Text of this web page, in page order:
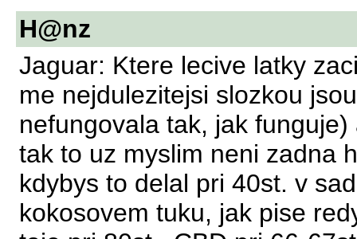
H@nz
Jaguar: Ktere lecive latky
me nejdulezitejsi slozkou
nefungovala tak, jak
tak to uz myslim neni zadna
kdybys to delal pri 40st. v
kokosovem tuku, jak pise